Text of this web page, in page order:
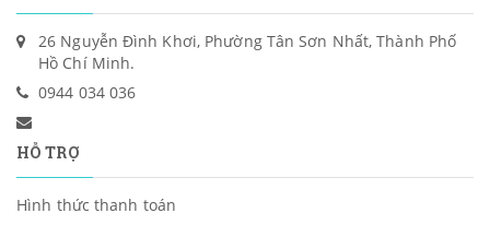
26 Nguyễn Đình Khơi, Phường Tân Sơn Nhất, Thành Phố
Hồ Chí Minh.
0944 034 036
HỖ TRỢ
Hình thức thanh toán